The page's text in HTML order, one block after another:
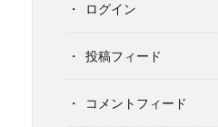
ログイン
投稿フィード
コメントフィード